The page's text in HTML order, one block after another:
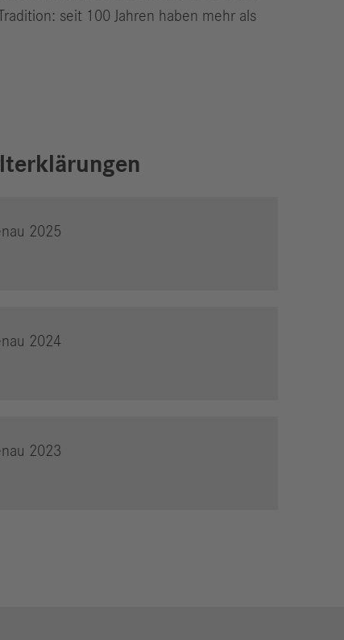
seit 100 Jahren haben mehr als
2025
2024
2023